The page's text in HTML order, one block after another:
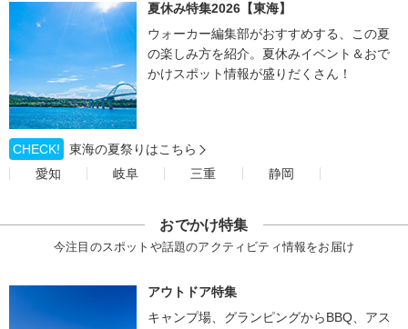
夏休み特集2026【東海】
ウォーカー編集部がおすすめする、この夏
の楽しみ方を紹介。夏休みイベント＆おで
かけスポット情報が盛りだくさん！
CHECK!
東海の夏祭りはこちら
愛知
岐阜 三重 静岡
おでかけ特集
今注目のスポットや話題のアクティビティ情報をお届け
アウトドア特集
キャンプ場、グランピングからBBQ、アス